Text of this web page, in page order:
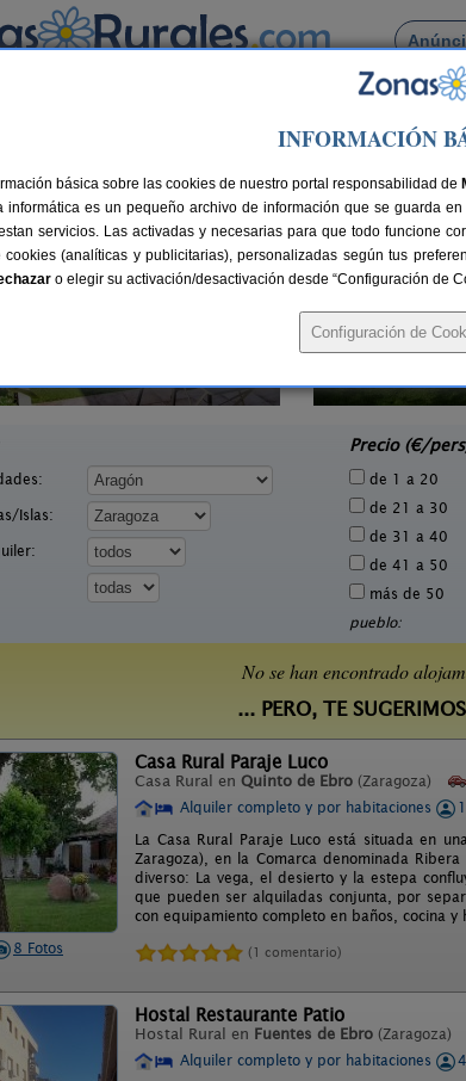
Busca por pueblo
Rurales cerca de Velilla de Ebro
Casa Rural
Islas:
Precio (€/
de 1 a 20
de 21 a 30
de 31 a 40
de 41 a 50
más de 50
pueblo:
No se han encontrado
... PERO, TE
8 Fotos
Casa Rural Paraje Luco
Casa Rural en Quinto de Ebro (Zaragoza)
Alquiler completo y por habitaciones
La Casa Rural Paraje Luco está situada en
Zaragoza), en la Comarca denominada
diverso: La vega, el desierto y la estepa
que pueden ser alquiladas conjunta, por
con equipamiento completo en baños, cocina
(1 comentario)
Hostal Restaurante Patio
Hostal Rural en Fuentes de Ebro (Zaragoza)
Alquiler completo y por habitaciones
INFORMACIÓN
básica sobre las cookies de nuestro portal responsabilidad de
informática es un pequeño archivo de información que se guarda
servicios. Las activadas y necesarias para que todo funcione
(analíticas y publicitarias), personalizadas según tus
o elegir su activación/desactivación desde “Configuración de